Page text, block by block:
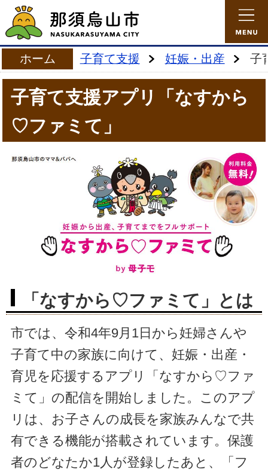
ホーム 子育て支援 妊娠・出産 子
子育て支援アプリ「なすから
♡ファミて」
「なすから♡ファミて」とは
市では、令和4年9月1日から妊婦さんや
子育て中の家族に向けて、妊娠・出産・
育児を応援するアプリ「なすから♡ファ
ミて」の配信を開始しました。このアプ
リは、お子さんの成長を家族みんなで共
有できる機能が搭載されています。保護
者のどなたか1人が登録したあと、「フ